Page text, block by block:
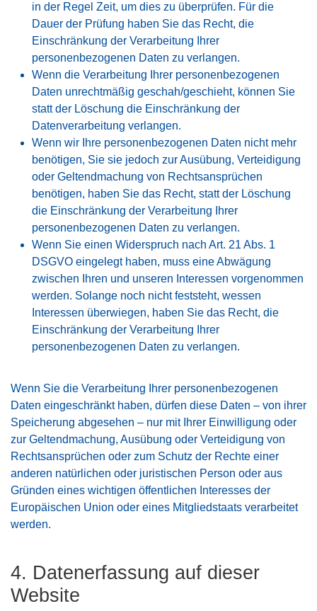
in der Regel Zeit, um dies zu überprüfen. Für die
Dauer der Prüfung haben Sie das Recht, die
Einschränkung der Verarbeitung Ihrer
personenbezogenen Daten zu verlangen.
Wenn die Verarbeitung Ihrer personenbezogenen
Daten unrechtmäßig geschah/geschieht, können Sie
statt der Löschung die Einschränkung der
Datenverarbeitung verlangen.
Wenn wir Ihre personenbezogenen Daten nicht mehr
benötigen, Sie sie jedoch zur Ausübung, Verteidigung
oder Geltendmachung von Rechtsansprüchen
benötigen, haben Sie das Recht, statt der Löschung
die Einschränkung der Verarbeitung Ihrer
personenbezogenen Daten zu verlangen.
Wenn Sie einen Widerspruch nach Art. 21 Abs. 1
DSGVO eingelegt haben, muss eine Abwägung
zwischen Ihren und unseren Interessen vorgenommen
werden. Solange noch nicht feststeht, wessen
Interessen überwiegen, haben Sie das Recht, die
Einschränkung der Verarbeitung Ihrer
personenbezogenen Daten zu verlangen.
Wenn Sie die Verarbeitung Ihrer personenbezogenen
Daten eingeschränkt haben, dürfen diese Daten – von ihrer
Speicherung abgesehen – nur mit Ihrer Einwilligung oder
zur Geltendmachung, Ausübung oder Verteidigung von
Rechtsansprüchen oder zum Schutz der Rechte einer
anderen natürlichen oder juristischen Person oder aus
Gründen eines wichtigen öffentlichen Interesses der
Europäischen Union oder eines Mitgliedstaats verarbeitet
werden.
4. Datenerfassung auf dieser
Website